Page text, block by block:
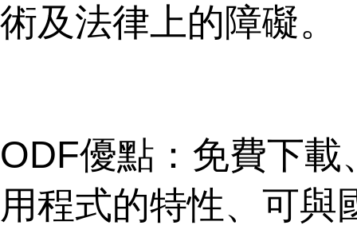
術及法律上的障礙。
ODF優點：免費下
用程式的特性、可與